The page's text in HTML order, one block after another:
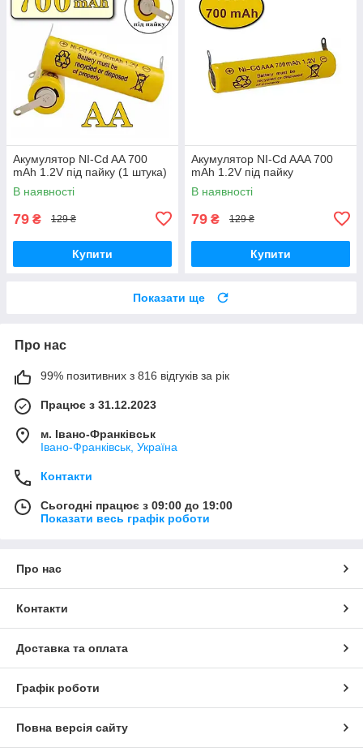
Акумулятор NI-Cd AA 700
mAh 1.2V під пайку (1 штука)
В наявності
79 ₴ 129 ₴
Купити
Акумулятор NI-Cd AAA 700
mAh 1.2V під пайку
В наявності
79 ₴ 129 ₴
Купити
Показати ще
Про нас
99% позитивних з 816 відгуків за рік
Працює з 31.12.2023
м. Івано-Франківськ
Івано-Франківськ, Україна
Контакти
Сьогодні працює з 09:00 до 19:00
Показати весь графік роботи
Про нас
Контакти
Доставка та оплата
Графік роботи
Повна версія сайту